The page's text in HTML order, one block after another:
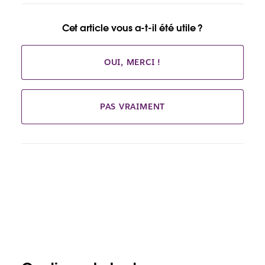
Cet article vous a-t-il été utile ?
OUI, MERCI !
PAS VRAIMENT